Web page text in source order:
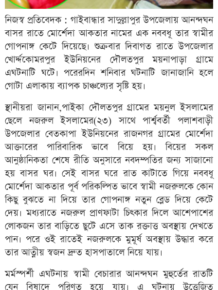
নিজস্ব প্রতিবেদক : গাইবান্ধার সাদুল্লাপুর উপজেলায় আনন্দঘন
বাসর রাতে মোর্শেদা আকতার নামের এক নববধূ তার স্বামীর
গোপনাঙ্গ কেটে দিয়েছে। শুক্রবার দিবাগত রাতে উপজেলার
খোর্দ্দকোমরপুর ইউনিয়নের দৌলতপুর ময়নাপাড়া গ্রামে
এঘটনাটি ঘটে। পরেরদিন শনিবার ঘটনাটি জানাজানি হলে
গোটা এলাকায় ব্যাপক চাঞ্চল্যের সৃষ্টি হয়।
স্থানীয়রা জানান,পাইকা দৌলতপুর গ্রামের ময়নুল ইসলামের
ছেলে নজরুল ইসলামের(২৩) সাথে পার্শ্ববর্তী পলাশবাড়ী
উপজেলার বেতকাপা ইউনিয়নের রাজনগর গ্রামের মোর্শেদা
আক্তারের পারিবারিক ভাবে বিয়ে হয়। বিয়ের সকল
আনুষ্ঠানিকতা শেষে রীতি অনুসারে নবদম্পতির জন্য সাজানো
হয় বাসর ঘর। সেই বাসর ঘরে রাত কাটাতে গিয়ে নববধূ
মোর্শেদা আকতার পূর্ব পরিকল্পিত ভাবে স্বামী নজরুলকে কোন
কিছু বুঝতে না দিয়ে তার গোপনাঙ্গ নতুন ব্লেড দিয়ে কেটে
দেয়। মধ্যরাতে নজরুল প্রাণফাটা চিৎকার দিলে আশেপাশের
লোকজন তার বাড়িতে ছুটে এসে তাক রক্তাত্ত অবস্থায় দেখতে
পান। পরে ওই রাতেই নজরুলকে মুমূর্ষ অবস্থায় উদ্ধার করে
তার আত্নীয় স্বজন দ্রুত হাসপাতালে নিয়ে যায়।
মর্মস্পর্শী এঘটনায় স্বামী বেচারার আনন্দঘন মুহুর্তের রাতটি
যেন বিষাদে পরিণত হয়ে যায়। এ ঘটনায় উত্তেজিত